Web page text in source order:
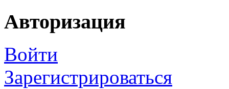
Авторизация
Войти
Зарегистрироваться